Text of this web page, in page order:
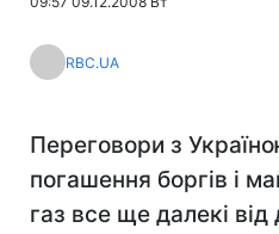
RBC.UA
Переговори з
погашення боргів і
газ все ще далекі від